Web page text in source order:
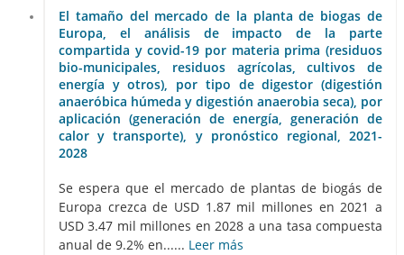
El tamaño del mercado de la planta de biogas de
Europa, el análisis de impacto de la parte
compartida y covid-19 por materia prima (residuos
bio-municipales, residuos agrícolas, cultivos de
energía y otros), por tipo de digestor (digestión
anaeróbica húmeda y digestión anaerobia seca), por
aplicación (generación de energía, generación de
calor y transporte), y pronóstico regional, 2021-
2028
Se espera que el mercado de plantas de biogás de
Europa crezca de USD 1.87 mil millones en 2021 a
USD 3.47 mil millones en 2028 a una tasa compuesta
anual de 9.2% en...... Leer más